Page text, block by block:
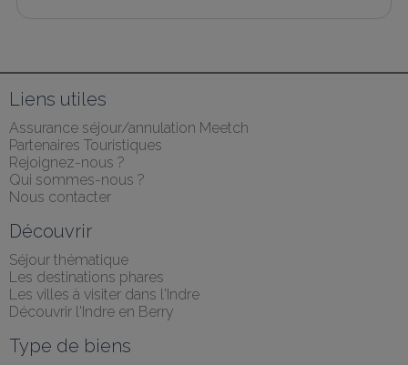
Liens utiles
Assurance séjour/annulation Meetch
Partenaires Touristiques
Rejoignez-nous ?
Qui sommes-nous ?
Nous contacter
Découvrir
Séjour thématique
Les destinations phares
Les villes à visiter dans l'Indre
Découvrir l'Indre en Berry
Type de biens